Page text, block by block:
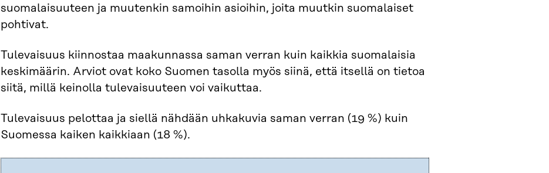
suomalaisuuteen ja muutenkin samoihin asioihin, joita muutkin suomalaiset
pohtivat.
Tulevaisuus kiinnostaa maakunnassa saman verran kuin kaikkia suomalaisia
keskimäärin. Arviot ovat koko Suomen tasolla myös siinä, että itsellä on tietoa
siitä, millä keinolla tulevaisuuteen voi vaikuttaa.​
Tulevaisuus pelottaa ja siellä nähdään uhkakuvia saman verran (19 %) kuin
Suomessa kaiken kaikkiaan (18 %).